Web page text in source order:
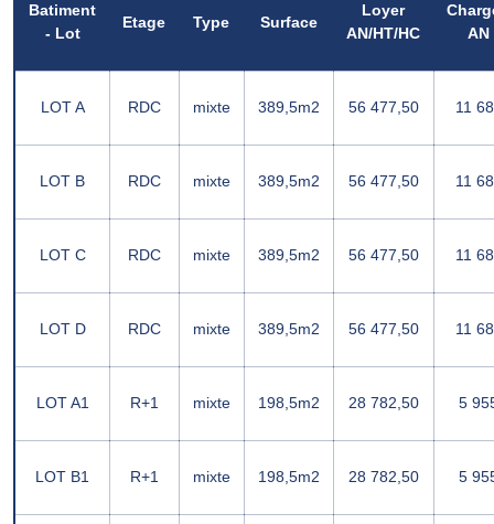
Batiment
- Lot
Etage Type Surface
Loyer
AN/HT/HC
AN
LOT A RDC mixte 389,5m2 56 477,50 11
LOT B RDC mixte 389,5m2 56 477,50 11
LOT C RDC mixte 389,5m2 56 477,50 11
LOT D RDC mixte 389,5m2 56 477,50 11
LOT A1 R+1 mixte 198,5m2 28 782,50 5
LOT B1 R+1 mixte 198,5m2 28 782,50 5